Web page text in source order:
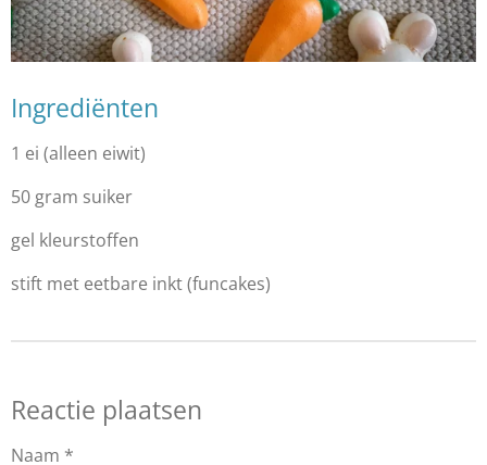
Ingrediënten
1 ei (alleen eiwit)
50 gram suiker
gel kleurstoffen
stift met eetbare inkt (funcakes)
Reactie plaatsen
Naam *